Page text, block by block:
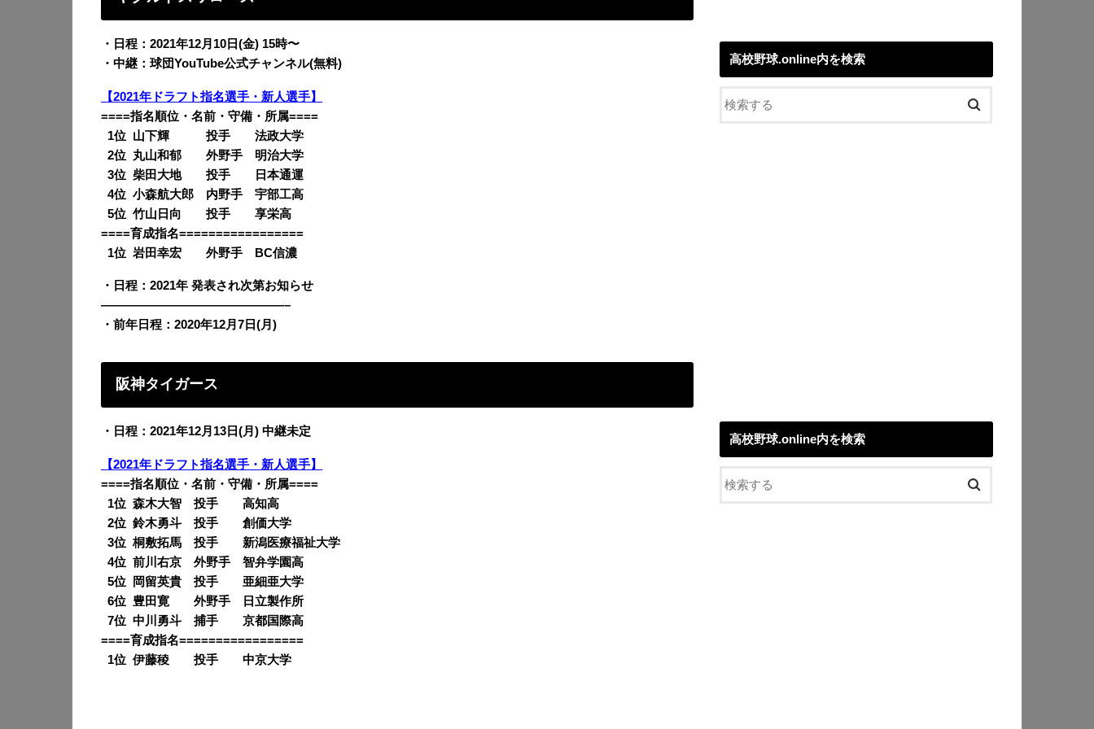
・日程：2021年12月10日(金) 15時〜
・中継：球団YouTube公式チャンネル(無料)
【2021年ドラフト指名選手・新人選手】
====指名順位・名前・守備・所属====
1位 山下輝 投手 法政大学
2位 丸山和郁 外野手 明治大学
3位 柴田大地 投手 日本通運
4位 小森航大郎 内野手 宇部工高
5位 竹山日向 投手 享栄高
====育成指名=================
1位 岩田幸宏 外野手 BC信濃
・日程：2021年 発表され次第お知らせ
———————————————–
・前年日程：2020年12月7日(月)
阪神タイガース
・日程：2021年12月13日(月) 中継未定
【2021年ドラフト指名選手・新人選手】
====指名順位・名前・守備・所属====
1位 森木大智 投手 高知高
2位 鈴木勇斗 投手 創価大学
3位 桐敷拓馬 投手 新潟医療福祉大学
4位 前川右京 外野手 智弁学園高
5位 岡留英貴 投手 亜細亜大学
6位 豊田寛 外野手 日立製作所
7位 中川勇斗 捕手 京都国際高
====育成指名=================
1位 伊藤稜 投手 中京大学
高校野球.online内を検索
高校野球.online内を検索